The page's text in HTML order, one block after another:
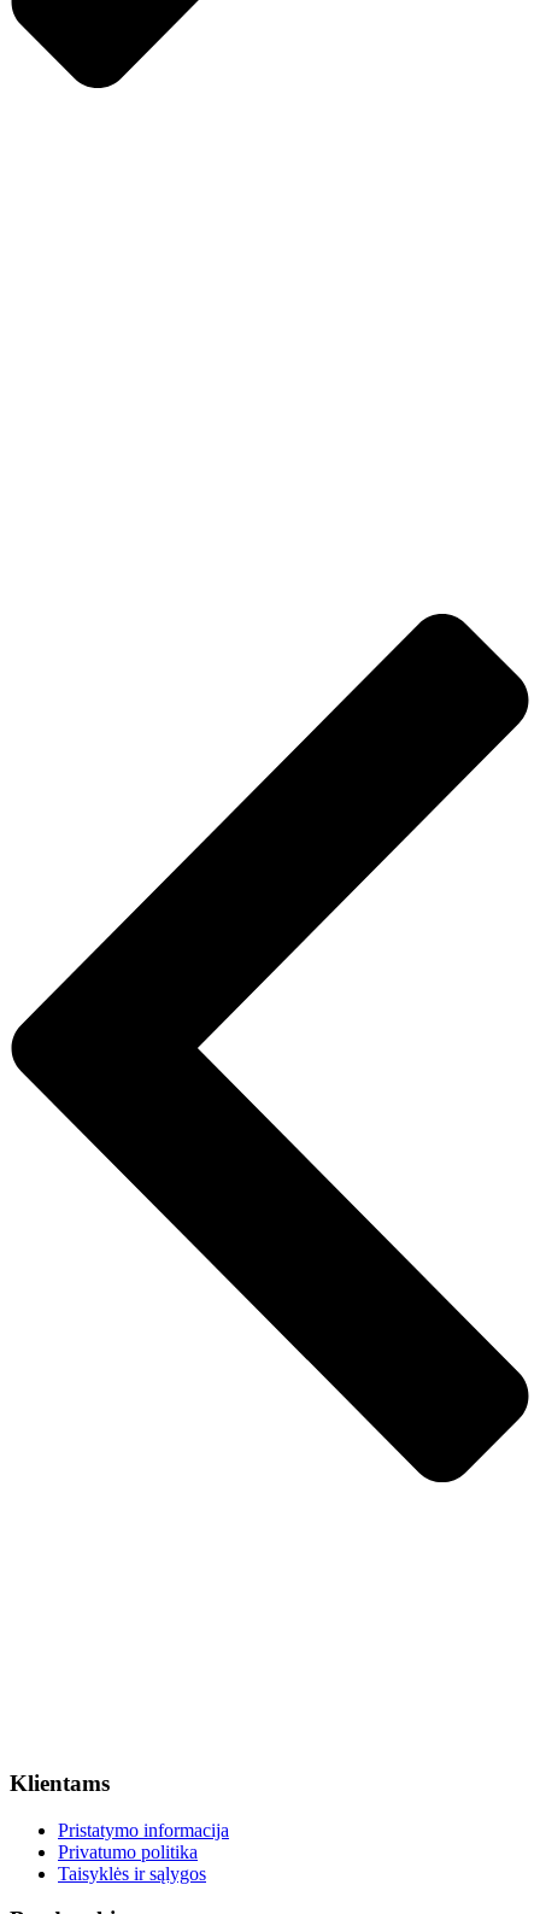
Klientams
Pristatymo informacija
Privatumo politika
Taisyklės ir sąlygos